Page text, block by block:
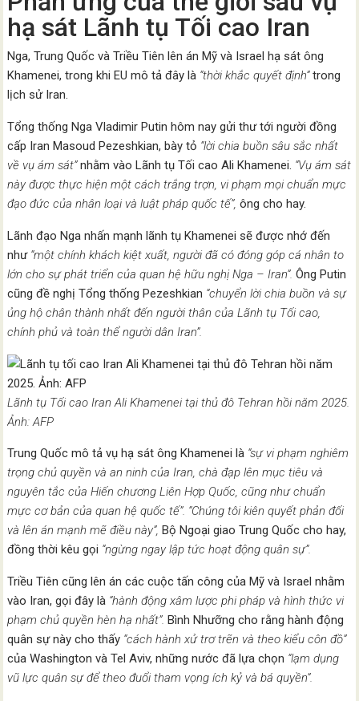
hạ sát Lãnh tụ Tối cao Iran
Nga, Trung Quốc và Triều Tiên lên án Mỹ và Israel hạ sát ông
Khamenei, trong khi EU mô tả đây là “thời khắc quyết định”trong
lịch sử Iran.
Tổng thống Nga Vladimir Putin hôm nay gửi thư tới người đồng
cấp Iran Masoud Pezeshkian, bày tỏ “lời chia buồn sâu sắc nhất
về vụ ám sát”nhằm vào Lãnh tụ Tối cao Ali Khamenei. “Vụ ám sát
này được thực hiện một cách trắng trợn, vi phạm mọi chuẩn mực
đạo đức của nhân loại và luật pháp quốc tế”,ông cho hay.
Lãnh đạo Nga nhấn mạnh lãnh tụ Khamenei sẽ được nhớ đến
như“một chính khách kiệt xuất, người đã có đóng góp cá nhân to
lớn cho sự phát triển của quan hệ hữu nghị Nga – Iran”. Ông Putin
cũng đề nghị Tổng thống Pezeshkian “chuyển lời chia buồn và sự
ủng hộ chân thành nhất đến người thân của Lãnh tụ Tối cao,
chính phủ và toàn thể người dân Iran”.
Lãnh tụ Tối cao Iran Ali Khamenei tại thủ đô Tehran hồi năm 2025.
Ảnh: AFP
Trung Quốc mô tả vụ hạ sát ông Khamenei là “sự vi phạm nghiêm
trọng chủ quyền và an ninh của Iran, chà đạp lên mục tiêu và
nguyên tắc của Hiến chương Liên Hợp Quốc, cũng như chuẩn
mực cơ bản của quan hệ quốc tế”. “Chúng tôi kiên quyết phản đối
và lên án mạnh mẽ điều này”,Bộ Ngoại giao Trung Quốc cho hay,
đồng thời kêu gọi “ngừng ngay lập tức hoạt động quân sự”.
Triều Tiên cũng lên án các cuộc tấn công của Mỹ và Israel nhằm
vào Iran, gọi đây là “hành động xâm lược phi pháp và hình thức vi
phạm chủ quyền hèn hạ nhất”. Bình Nhưỡng cho rằng hành động
quân sự này cho thấy “cách hành xử trơ trẽn và theo kiểu côn đồ”
của Washington và Tel Aviv, những nước đã lựa chọn “lạm dụng
vũ lực quân sự để theo đuổi tham vọng ích kỷ và bá quyền”.